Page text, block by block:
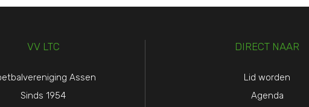
VV LTC
Assen
Sinds 1954
DIRECT NAAR
Lid worden
Agenda